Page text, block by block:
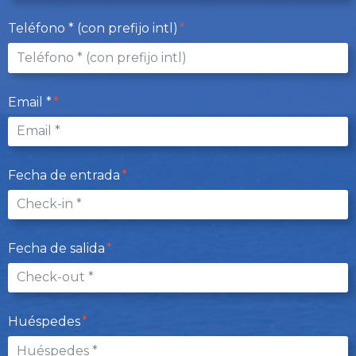
Teléfono * (con prefijo intl)
Email *
Fecha de entrada
Fecha de salida
Huéspedes